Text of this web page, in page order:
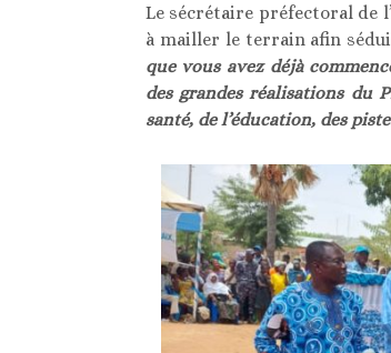
Le sécrétaire préfectoral de
à mailler le terrain afin
que vous avez déjà
des grandes réalisations du
santé, de l’éducation, des